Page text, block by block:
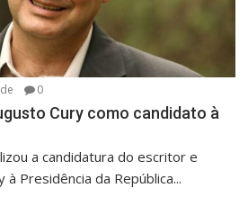
0
Cury como candidato à
a candidatura do escritor e
Presidência da República...